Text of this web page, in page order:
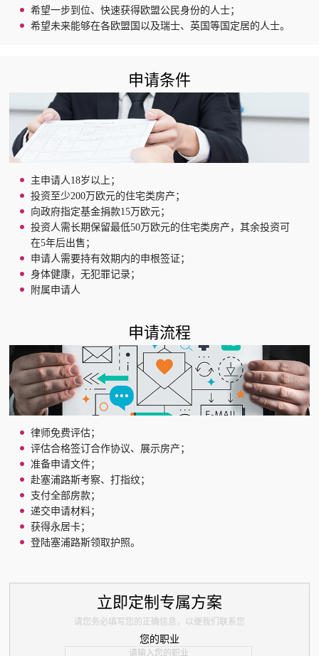
希望一步到位、快速获得欧盟公民身份的人士；
希望未来能够在各欧盟国以及瑞士、英国等国定居的人士。
申请条件
主申请人18岁以上；
投资至少200万欧元的住宅类房产；
向政府指定基金捐款15万欧元；
投资人需长期保留最低50万欧元的住宅类房产，其余投资可
在5年后出售；
申请人需要持有效期内的申根签证；
身体健康，无犯罪记录；
附属申请人
申请流程
律师免费评估；
评估合格签订合作协议、展示房产；
准备申请文件；
赴塞浦路斯考察、打指纹；
支付全部房款；
递交申请材料；
获得永居卡；
登陆塞浦路斯领取护照。
立即定制专属方案
请您务必填写您的正确信息，以便我们联系您
您的职业